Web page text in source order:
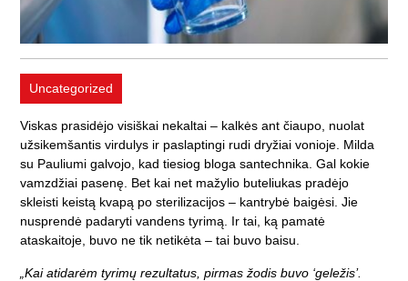
Uncategorized
Viskas prasidėjo visiškai nekaltai – kalkės ant čiaupo, nuolat
užsikemšantis virdulys ir paslaptingi rudi dryžiai vonioje. Milda
su Pauliumi galvojo, kad tiesiog bloga santechnika. Gal kokie
vamzdžiai pasenę. Bet kai net mažylio buteliukas pradėjo
skleisti keistą kvapą po sterilizacijos – kantrybė baigėsi. Jie
nusprendė padaryti vandens tyrimą. Ir tai, ką pamatė
ataskaitoje, buvo ne tik netikėta – tai buvo baisu.
„Kai atidarėm tyrimų rezultatus, pirmas žodis buvo ‘geležis’.